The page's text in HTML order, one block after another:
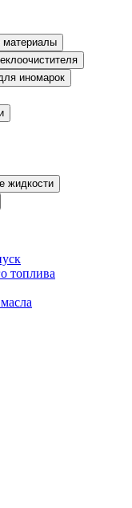
материалы
иномарок
жидкости
топлива